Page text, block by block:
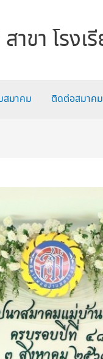
ขา โรงเ
สมาคม ติดต่อสมาคม